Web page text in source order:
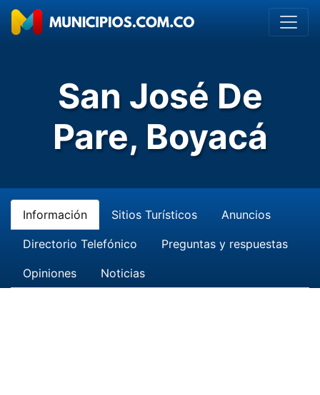
San José De
Pare, Boyacá
Información Sitios Turísticos Anuncios
Directorio Telefónico Preguntas y respuestas
Opiniones Noticias